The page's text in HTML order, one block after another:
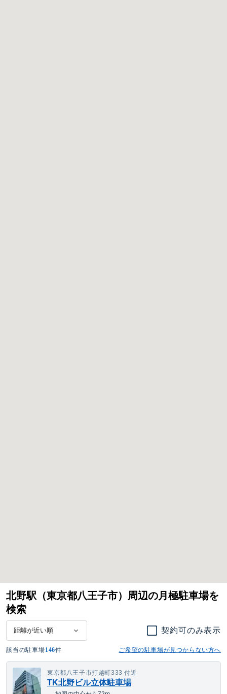
北野駅（東京都八王子市）周辺の月極駐車場を
検索
契約可のみ表示
該当の駐車場146件 ご希望の駐車場が見つからない方へ
東京都八王子市打越町333 付近
TK北野ビル立体駐車場